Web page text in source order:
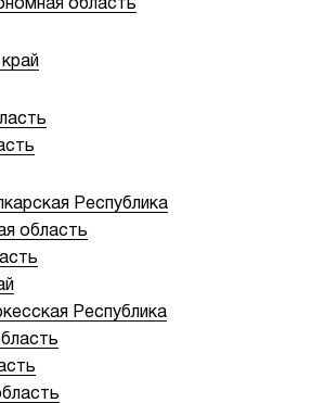
область
Республика
область
Республика